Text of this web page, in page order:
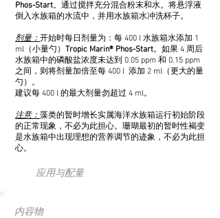
Phos-Start。通过搅拌充分混合粉末和水。将悬浮液
倒入水族箱的水流中，并用水族箱水冲洗杯子。
剂量： 开始时每日剂量为：每 400 l 水族箱水添加 1
ml（小量勺） Tropic Marin® Phos-Start。如果 4 周后
水族箱中的磷酸盐浓度未达到 0.05 ppm 和 0.15 ppm
之间，则将剂量加倍至每 400 l 添加 2 ml（更大的量
勺）。
建议每 400 l 的最大剂量勿超过 4 ml。
注意： 藻类的暂时增长实属海洋水族箱运行初始阶段
的正常现象，不必为此担心。珊瑚最初的暂时性褐变
是水族箱中出现理想的营养调节的迹象，不必为此担
心。
应用与配量
内容物